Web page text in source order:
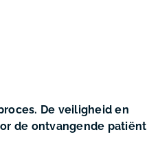
De veiligheid en
de ontvangende patiënt